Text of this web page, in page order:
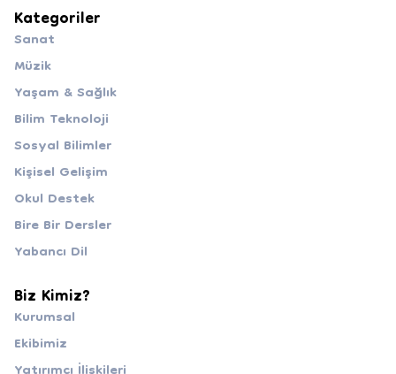
Kategoriler
Sanat
Müzik
Yaşam & Sağlık
Bilim Teknoloji
Sosyal Bilimler
Kişisel Gelişim
Okul Destek
Bire Bir Dersler
Yabancı Dil
Biz Kimiz?
Kurumsal
Ekibimiz